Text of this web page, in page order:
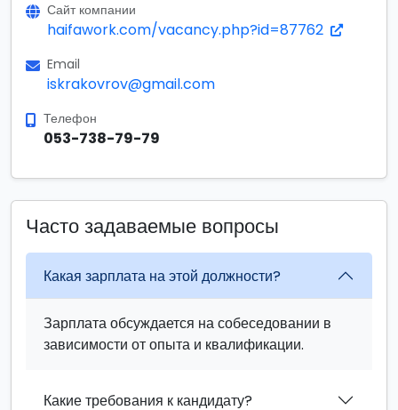
Сайт компании
haifawork.com/vacancy.php?id=87762
Email
iskrakovrov@gmail.com
Телефон
053-738-79-79
Часто задаваемые вопросы
Какая зарплата на этой должности?
Зарплата обсуждается на собеседовании в
зависимости от опыта и квалификации.
Какие требования к кандидату?